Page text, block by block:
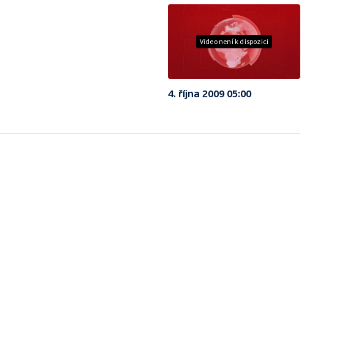
Video není k dispozici
4. října 2009 05:00